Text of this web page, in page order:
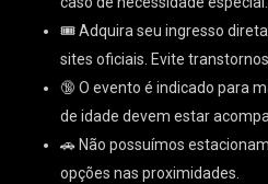
🎟 Adquira seu ingresso
sites oficiais. Evite
🔞 O evento é indicado para
de idade devem estar
🚗 Não possuímos
opções nas proximidades.